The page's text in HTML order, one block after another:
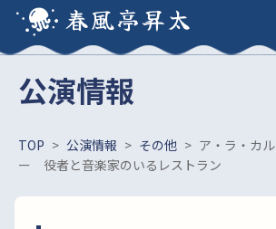
春風亭昇太
公演情報
TOP > 公演情報 > その他 > ア・ラ・カ
ー 役者と音楽家のいるレストラン